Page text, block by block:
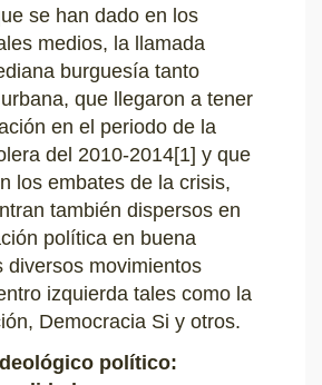
se han dado en los
medios, la llamada
burguesía tanto
que llegaron a tener
en el periodo de la
del 2010-2014[1] y que
los embates de la crisis,
también dispersos en
política en buena
diversos movimientos
izquierda tales como la
Democracia Si y otros.
político: